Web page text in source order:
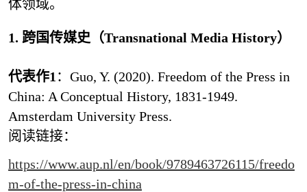
体领域。
1. 跨国传媒史（Transnational Media History）
代表作1 ：Guo, Y. (2020). Freedom of the Press in
China: A Conceptual History, 1831-1949.
Amsterdam University Press.
阅读链接：
https://www.aup.nl/en/book/9789463726115/freedo
m-of-the-press-in-china